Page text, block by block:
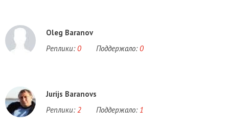
Oleg Baranov
Реплики: 0 Поддержало: 0
Jurijs Baranovs
Реплики: 2 Поддержало: 1